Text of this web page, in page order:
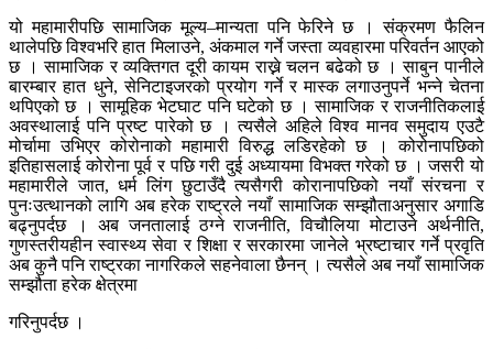
यो महामारीपछि सामाजिक मूल्य–मान्यता पनि फेरिने छ । संक्रमण फैलिन
थालेपछि विश्वभरि हात मिलाउने, अंकमाल गर्ने जस्ता व्यवहारमा परिवर्तन आएको
छ । सामाजिक र व्यक्तिगत दूरी कायम राख्ने चलन बढेको छ । साबुन पानीले
बारम्बार हात धुने, सेनिटाइजरको प्रयोग गर्ने र मास्क लगाउनुपर्ने भन्ने चेतना
थपिएको छ । सामूहिक भेटघाट पनि घटेको छ । सामाजिक र राजनीतिकलाई
अवस्थालाई पनि प्रष्ट पारेको छ । त्यसैले अहिले विश्व मानव समुदाय एउटै
मोर्चामा उभिएर कोरोनाको महामारी विरुद्ध लडिरहेको छ । कोरोनापछिको
इतिहासलाई कोरोना पूर्व र पछि गरी दुई अध्यायमा विभक्त गरेको छ । जसरी यो
महामारीले जात, धर्म लिंग छुटाउँदै त्यसैगरी कोरानापछिको नयाँ संरचना र
पुनःउत्थानको लागि अब हरेक राष्ट्रले नयाँ सामाजिक सम्झौताअनुसार अगाडि
बढ्नुपर्दछ । अब जनतालाई ठग्ने राजनीति, विचौलिया मोटाउने अर्थनीति,
गुणस्तरीयहीन स्वास्थ्य सेवा र शिक्षा र सरकारमा जानेले भ्रष्टाचार गर्ने प्रवृति
अब कुनै पनि राष्ट्रका नागरिकले सहनेवाला छैनन् । त्यसैले अब नयाँ सामाजिक
सम्झौता हरेक क्षेत्रमा
गरिनुपर्दछ ।